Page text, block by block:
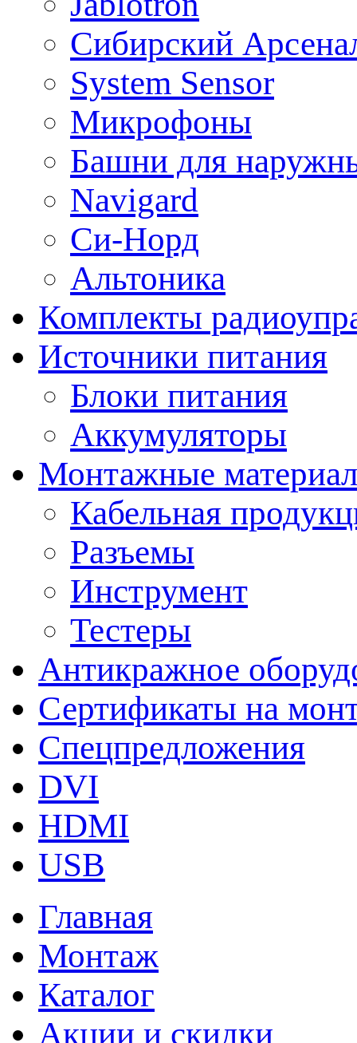
Сибирский
System Sensor
Микрофоны
Башни для
Navigard
Си-Норд
Альтоника
Комплекты
Источники питания
Блоки питания
Аккумуляторы
Монтажные
Кабельная
Разъемы
Инструмент
Тестеры
Антикражное
Сертификаты на
Спецпредложения
DVI
HDMI
USB
Главная
Монтаж
Каталог
Акции и скидки